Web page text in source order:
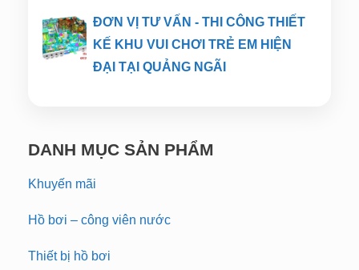
ĐƠN VỊ TƯ VẤN - THI CÔNG THIẾT
KẾ KHU VUI CHƠI TRẺ EM HIỆN
ĐẠI TẠI QUẢNG NGÃI
DANH MỤC SẢN PHẨM
Khuyến mãi
Hồ bơi – công viên nước
Thiết bị hồ bơi